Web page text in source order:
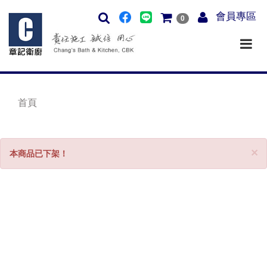
0 會員專區
首頁
×
本商品已下架！